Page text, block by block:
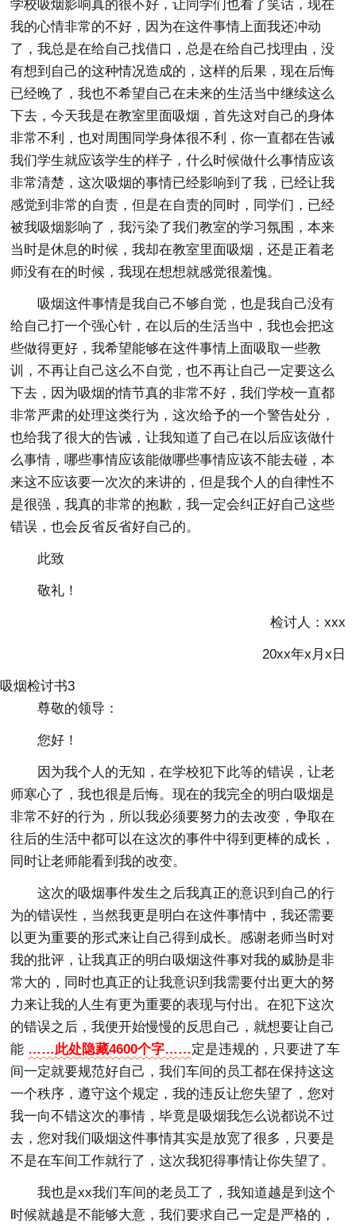
学校吸烟影响真的很不好，让同学们也看了笑话，现在
我的心情非常的不好，因为在这件事情上面我还冲动
了，我总是在给自己找借口，总是在给自己找理由，没
有想到自己的这种情况造成的，这样的后果，现在后悔
已经晚了，我也不希望自己在未来的生活当中继续这么
下去，今天我是在教室里面吸烟，首先这对自己的身体
非常不利，也对周围同学身体很不利，你一直都在告诫
我们学生就应该学生的样子，什么时候做什么事情应该
非常清楚，这次吸烟的事情已经影响到了我，已经让我
感觉到非常的自责，但是在自责的同时，同学们，已经
被我吸烟影响了，我污染了我们教室的学习氛围，本来
当时是休息的时候，我却在教室里面吸烟，还是正着老
师没有在的时候，我现在想想就感觉很羞愧。
吸烟这件事情是我自己不够自觉，也是我自己没有
给自己打一个强心针，在以后的生活当中，我也会把这
些做得更好，我希望能够在这件事情上面吸取一些教
训，不再让自己这么不自觉，也不再让自己一定要这么
下去，因为吸烟的情节真的非常不好，我们学校一直都
非常严肃的处理这类行为，这次给予的一个警告处分，
也给我了很大的告诫，让我知道了自己在以后应该做什
么事情，哪些事情应该能做哪些事情应该不能去碰，本
来这不应该要一次次的来讲的，但是我个人的自律性不
是很强，我真的非常的抱歉，我一定会纠正好自己这些
错误，也会反省反省好自己的。
此致
敬礼！
检讨人：xxx
20xx年x月x日
吸烟检讨书3
尊敬的领导：
您好！
因为我个人的无知，在学校犯下此等的错误，让老
师寒心了，我也很是后悔。现在的我完全的明白吸烟是
非常不好的行为，所以我必须要努力的去改变，争取在
往后的生活中都可以在这次的事件中得到更棒的成长，
同时让老师能看到我的改变。
这次的吸烟事件发生之后我真正的意识到自己的行
为的错误性，当然我更是明白在这件事情中，我还需要
以更为重要的形式来让自己得到成长。感谢老师当时对
我的批评，让我真正的明白吸烟这件事对我的威胁是非
常大的，同时也真正的让我意识到我需要付出更大的努
力来让我的人生有更为重要的表现与付出。在犯下这次
的错误之后，我便开始慢慢的反思自己，就想要让自己
能 ……此处隐藏4600个字……定是违规的，只要进了车
间一定就要规范好自己，我们车间的员工都在保持这这
一个秩序，遵守这个规定，我的违反让您失望了，您对
我一向不错这次的事情，毕竟是吸烟我怎么说都说不过
去，您对我们吸烟这件事情其实是放宽了很多，只要是
不是在车间工作就行了，这次我犯得事情让你失望了。
我也是xx我们车间的老员工了，我知道越是到这个
时候就越是不能够大意，我们要求自己一定是严格的，